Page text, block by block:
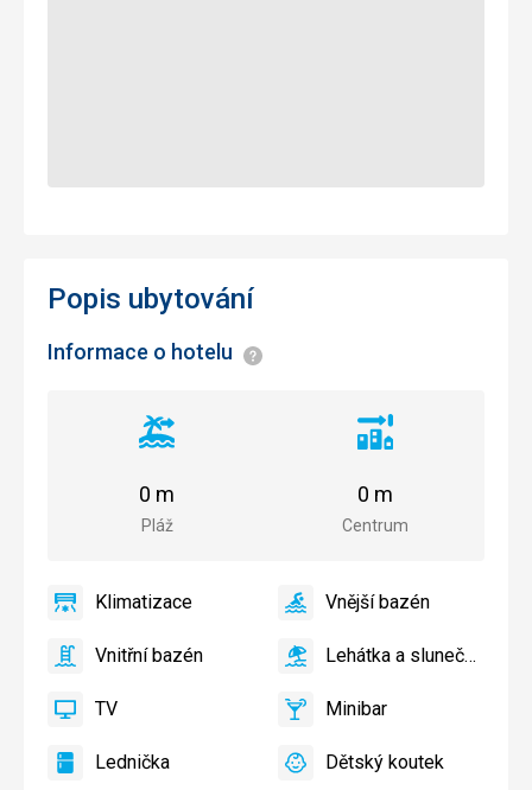
Popis ubytování
Informace o hotelu Informace
Vzdálenost
pláže
Pláž
0 m
Vzdálenost
centra
Centrum
0 m
Klimatizace
Klimatizace
ano
VnějšíVnější bazén
ano
VnitřníVnitřní bazén
ano
Lehátka
slunečníky
bazénu
Lehátka a slunečníky u bazénu zdarma
ano
TV TV
ano
Minibar,Minibar
ano
LedničkaLednička
ano
DětskýDětský koutek
ano